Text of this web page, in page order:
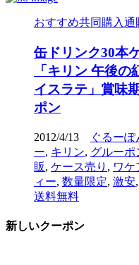
おすすめ共同購入通
缶ドリンク30本
「キリン 午後
イスラテ」賞味
ポン
2012/4/13 ぐるーぽ
ー, キリン, グルーポ
販, ケース売り , ワケ
ィー, 数量限定, 激安,
送料無料
新しいクーポン